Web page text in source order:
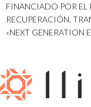
FINANCIADO POR EL
RECUPERACIÓN,
«NEXT GENERATION